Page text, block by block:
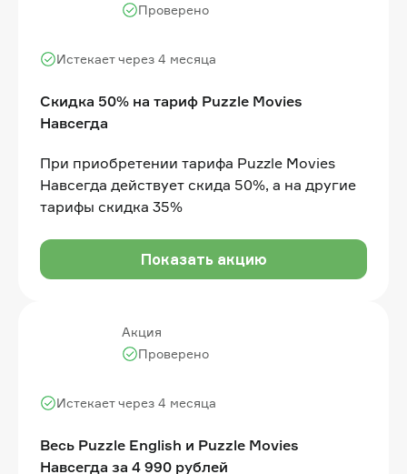
Скидка 50% на тариф Puzzle Movies
Навсегда
Истекает через 4 месяца
Проверено
При приобретении тарифа Puzzle Movies
Навсегда действует скида 50%, а на другие
тарифы скидка 35%
Показать акцию
Акция
Весь Puzzle English и Puzzle Movies
Навсегда за 4 990 рублей
Истекает через 4 месяца
Проверено